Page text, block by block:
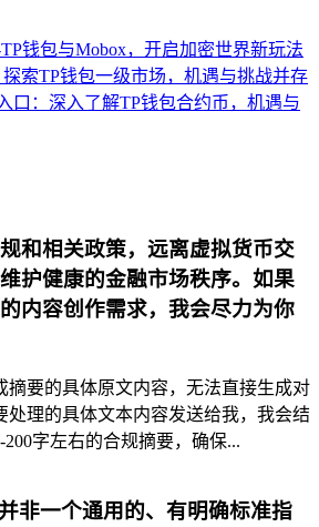
钱包与Mobox，开启加密世界新玩法
探索TP钱包一级市场，机遇与挑战并存
口：深入了解TP钱包合约币，机遇与
和相关政策，远离虚拟货币交
护健康的金融市场秩序。如果
内容创作需求，我会尽力为你
摘要的具体原文内容，无法直接生成对
处理的具体文本内容发送给我，我会结
字左右的合规摘要，确保...
非一个通用的、有明确标准指